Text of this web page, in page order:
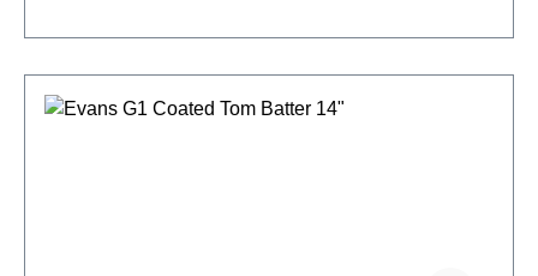
10"beschichteteinlagig 1x 10mil Folieoffener und
360 Technologie